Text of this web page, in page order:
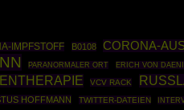
IMPFSTOFF B0108 CORONA-
PARANORMALER ORT ERICH VON
VCV RACK
HOFFMANN TWITTER-DATEIEN